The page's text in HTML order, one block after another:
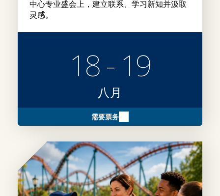
中心专业盛会上，建立联系、学习新知并汲取
灵感。
18 - 19
八月
需要票务